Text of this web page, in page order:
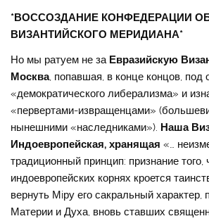
*ВОССОЗДАНИЕ КОНФЕДЕРАЦИИ
ВИЗАНТИЙСКОГО МЕРИДИАНА*
Но мы ратуем не за Евразийскую
Москва, попавшая, в конце концов, под
«демократического либерализма» и
«первертами-извращенцами»
нынешними «наследниками»). Наша
Индоевропейская, хранящая«…
традиционный принцип: признание того,
индоевропейских корнях кроется
вернуть Мiру его сакральный характер,
Материи и Духа, вновь ставших